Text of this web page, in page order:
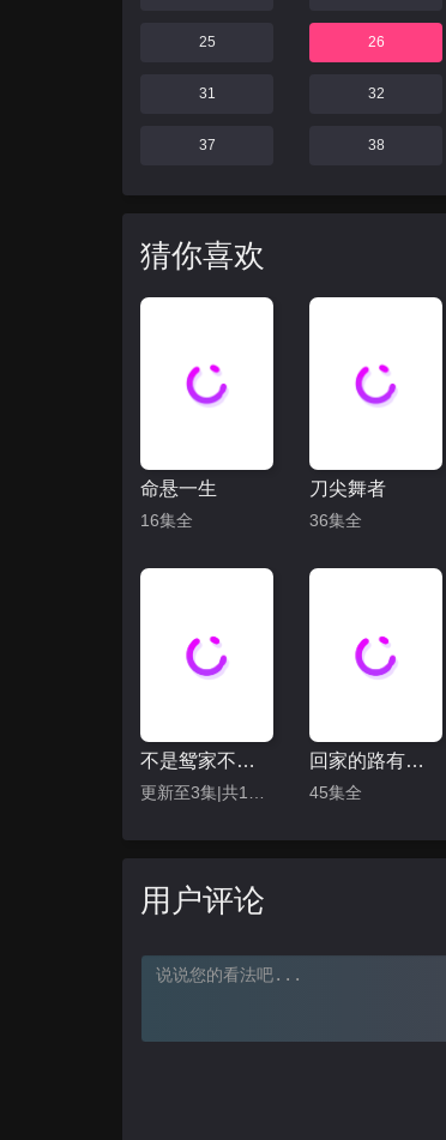
25 26
31 32
37 38
猜你喜欢
命悬一生
16集全
刀尖舞者
36集全
不是鸳家不聚头 回家的路有多远
45集全
用户评论